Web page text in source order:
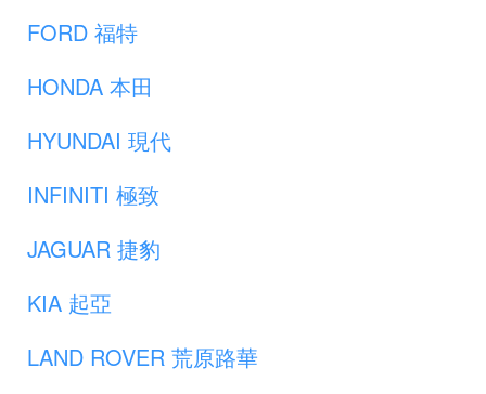
FORD 福特
HONDA 本田
HYUNDAI 現代
INFINITI 極致
JAGUAR 捷豹
KIA 起亞
LAND ROVER 荒原路華